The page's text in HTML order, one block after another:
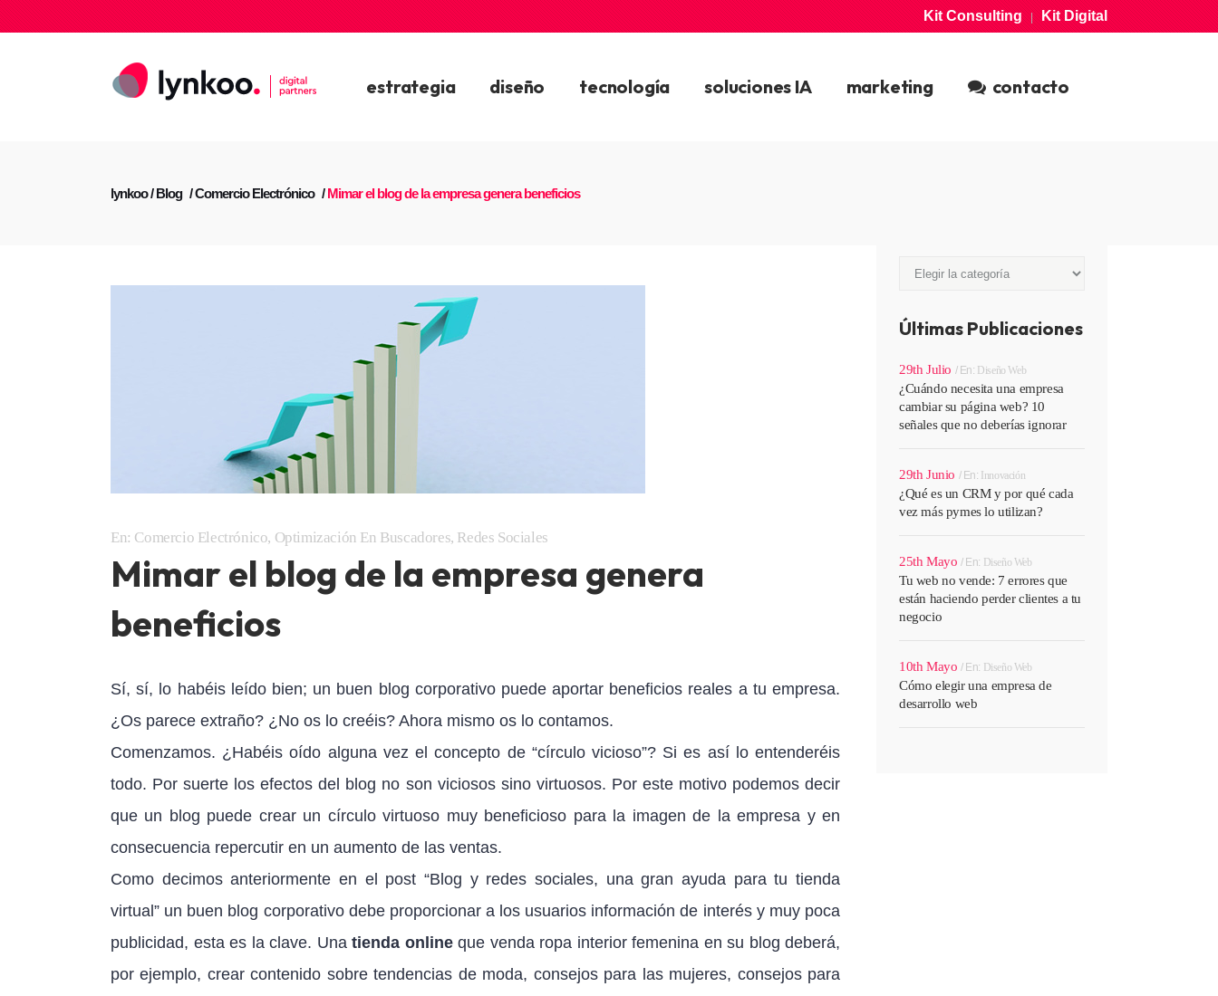
Kit Consulting|Kit Digital
estrategia diseño tecnología soluciones IA marketing contacto
lynkoo/Blog /Comercio Electrónico /Mimar el blog de la empresa genera beneficios
En: Comercio Electrónico, Optimización En Buscadores, Redes Sociales
Mimar el blog de la empresa genera
beneficios
Sí, sí, lo habéis leído bien; un buen blog corporativo puede aportar beneficios reales a tu empresa.
¿Os parece extraño? ¿No os lo creéis? Ahora mismo os lo contamos.
Comenzamos. ¿Habéis oído alguna vez el concepto de “círculo vicioso”? Si es así lo entenderéis
todo. Por suerte los efectos del blog no son viciosos sino virtuosos. Por este motivo podemos decir
que un blog puede crear un círculo virtuoso muy beneficioso para la imagen de la empresa y en
consecuencia repercutir en un aumento de las ventas.
Como decimos anteriormente en el post “Blog y redes sociales, una gran ayuda para tu tienda
virtual” un buen blog corporativo debe proporcionar a los usuarios información de interés y muy poca
publicidad, esta es la clave. Una tienda onlineque venda ropa interior femenina en su blog deberá,
por ejemplo, crear contenido sobre tendencias de moda, consejos para las mujeres, consejos para
CONSTRUIMOS
tecnologia
Categorías
Últimas Publicaciones
29th Julio En: Diseño Web
¿Cuándo necesita una empresa
cambiar su página web? 10
señales que no deberías ignorar
29th Junio En: Innovación
¿Qué es un CRM y por qué cada
vez más pymes lo utilizan?
25th Mayo En: Diseño Web
Tu web no vende: 7 errores que
están haciendo perder clientes a tu
negocio
10th Mayo En: Diseño Web
Cómo elegir una empresa de
desarrollo web